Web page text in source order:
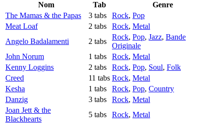
Nom Tab
Genre
The Mamas & the Papas
3 tabs Rock, Pop
Meat Loaf
2 tabs Rock, Metal
Angelo Badalamenti
2 tabs
Rock, Pop, Jazz, Bande
Originale
John Norum
1 tabs Rock, Metal
Kenny Loggins
2 tabs Rock, Pop, Soul, Folk
Creed
11 tabs Rock, Metal
Kesha
1 tabs Rock, Pop, Country
Danzig
3 tabs Rock, Metal
Joan Jett & the
Blackhearts
5 tabs Rock, Metal